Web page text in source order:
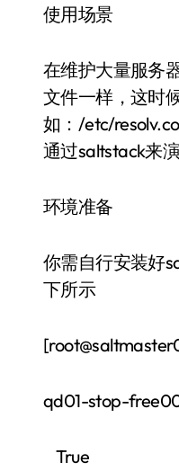
使用场景
在维护大量服务
文件一样，这时
如：/etc/
通过saltstack来
环境准备
你需自行安装好
下所示
qd01-stop-
True